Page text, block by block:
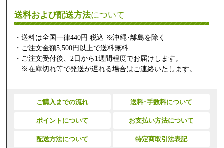
送料および配送方法について
・送料は全国一律440円 税込 ※沖縄･離島を除く
・ご注文金額5,500円以上で送料無料
・ご注文受付後、2日から1週間程度でお届けします。
※在庫切れ等で発送が遅れる場合はご連絡いたします。
ご購入までの流れ 送料･手数料について
ポイントについて お支払い方法について
配送方法について 特定商取引法表記